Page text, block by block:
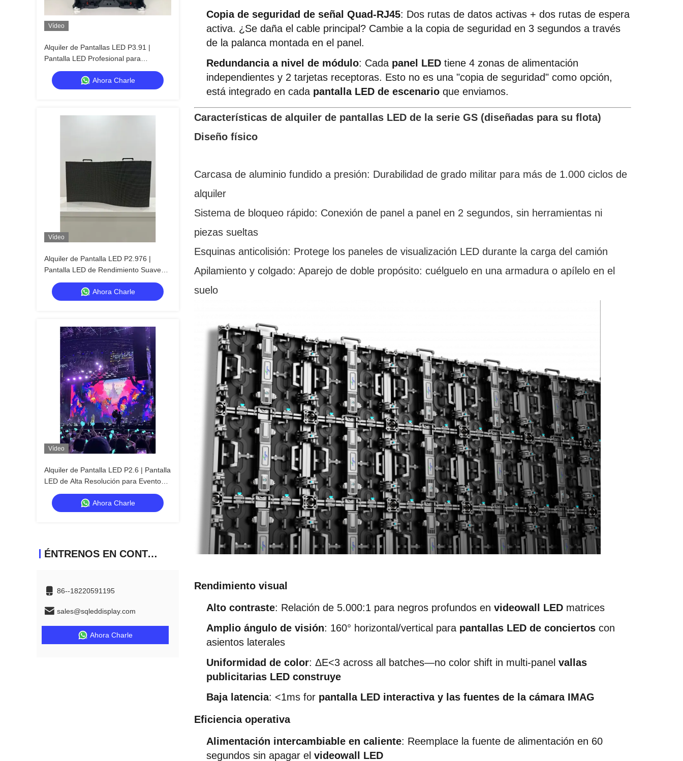
Vídeo
Alquiler de Pantallas LED P3.91 |
Pantalla LED Profesional para
Escenarios en Iglesias y Eventos
Ahora Charle
Vídeo
Alquiler de Pantalla LED P2.976 |
Pantalla LED de Rendimiento Suave
para Conciertos
Ahora Charle
Vídeo
Alquiler de Pantalla LED P2.6 | Pantalla
LED de Alta Resolución para Eventos
de Visualización Cercana
Ahora Charle
ÉNTRENOS EN CONTACTO CON
86--18220591195
sales@sqleddisplay.com
Ahora Charle
Copia de seguridad de señal Quad-RJ45: Dos rutas de datos activas + dos rutas de espera
activa. ¿Se daña el cable principal? Cambie a la copia de seguridad en 3 segundos a través
de la palanca montada en el panel.
Redundancia a nivel de módulo: Cada panel LED tiene 4 zonas de alimentación
independientes y 2 tarjetas receptoras. Esto no es una "copia de seguridad" como opción,
está integrado en cada pantalla LED de escenario que enviamos.
Características de alquiler de pantallas LED de la serie GS (diseñadas para su flota)
Diseño físico
Carcasa de aluminio fundido a presión: Durabilidad de grado militar para más de 1.000 ciclos de
alquiler
Sistema de bloqueo rápido: Conexión de panel a panel en 2 segundos, sin herramientas ni
piezas sueltas
Esquinas anticolisión: Protege los paneles de visualización LED durante la carga del camión
Apilamiento y colgado: Aparejo de doble propósito: cuélguelo en una armadura o apílelo en el
suelo
Rendimiento visual
Alto contraste: Relación de 5.000:1 para negros profundos en videowall LED matrices
Amplio ángulo de visión: 160° horizontal/vertical para pantallas LED de conciertos con
asientos laterales
Uniformidad de color: ΔE<3 across all batches—no color shift in multi-panel vallas
publicitarias LED construye
Baja latencia: <1ms for pantalla LED interactiva y las fuentes de la cámara IMAG
Eficiencia operativa
Alimentación intercambiable en caliente: Reemplace la fuente de alimentación en 60
segundos sin apagar el videowall LED